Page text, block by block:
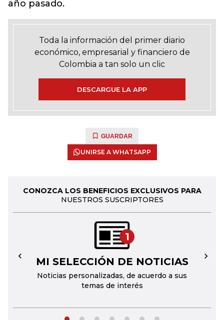
año pasado.
Toda la información del primer diario
económico, empresarial y financiero de
Colombia a tan solo un clic
DESCARGUE LA APP
GUARDAR
UNIRSE A WHATSAPP
CONOZCA LOS BENEFICIOS EXCLUSIVOS PARA
NUESTROS SUSCRIPTORES
1
MI SELECCIÓN DE NOTICIAS
Noticias personalizadas, de acuerdo a sus
temas de interés
← →